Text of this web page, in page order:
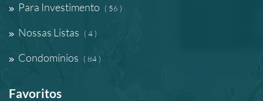
Para Investimento ( 56 )
Nossas Listas ( 4 )
Condomínios ( 84 )
Favoritos